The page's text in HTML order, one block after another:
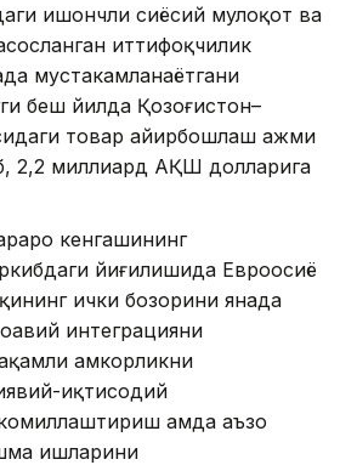
ишончли сиёсий мулоқот ва
иттифоқчилик
мустаҳкамланаётгани
беш йилда Қозоғистон–
товар айирбошлаш ҳажми
2,2 миллиард АҚШ долларига
кенгашининг
йиғилишида Евроосиё
ички бозорини янада
интеграцияни
ҳамкорликни
иқтисодий
ҳамда аъзо
ишларини